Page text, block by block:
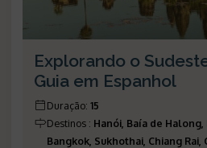
Explorando o
Guia em Espanhol
Duração: 15
Destinos : Hanói, Baía de Halong,
Bangkok, Sukhothai, Chiang Rai,